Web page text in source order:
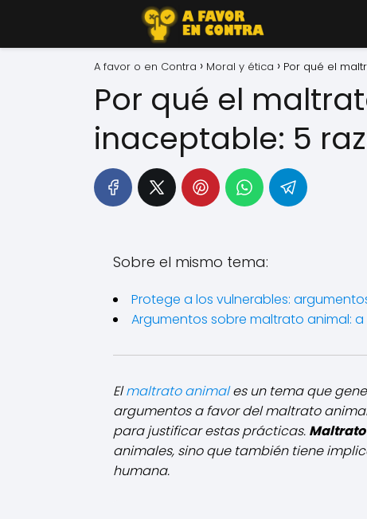
A favor o en Contra Moral y ética Por qué el
Por qué el
inaceptable: 5
Sobre el mismo tema:
Protege a los vulnerables:
Argumentos sobre maltrato animal:
Elmaltrato animales un tema que
argumentos a favor del maltrato
para justificar estas prácticas.
animales, sino que también tiene
humana.